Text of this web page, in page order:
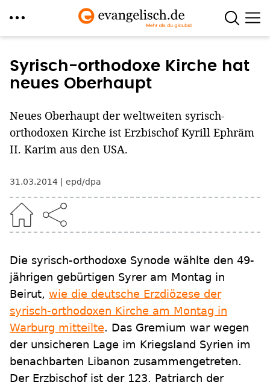
zum
Inhalt
Syrisch-orthodoxe Kirche hat
neues Oberhaupt
Neues Oberhaupt der weltweiten syrisch-
orthodoxen Kirche ist Erzbischof Kyrill Ephräm
II. Karim aus den USA.
31.03.2014 epd/dpa
Die syrisch-orthodoxe Synode wählte den 49-
jährigen gebürtigen Syrer am Montag in
Beirut, wie die deutsche Erzdiözese der
syrisch-orthodoxen Kirche am Montag in
Warburg mitteilte. Das Gremium war wegen
der unsicheren Lage im Kriegsland Syrien im
benachbarten Libanon zusammengetreten.
Der Erzbischof ist der 123. Patriarch der